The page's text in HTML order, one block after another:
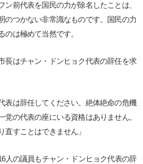
前代表を国民の力が除名したことは、
のつかない非常識なものです。国民の力
のは極めて当然です。
長はチャン・ドンヒョク代表の辞任を求
表は辞任してください。絶体絶命の危機
党の代表の座にいる資格はありません。
直すことはできません」
人の議員もチャン・ドンヒョク代表の辞